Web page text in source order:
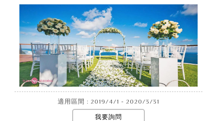
適用區間 : 2019/4/1 - 2020/3/31
我要詢問